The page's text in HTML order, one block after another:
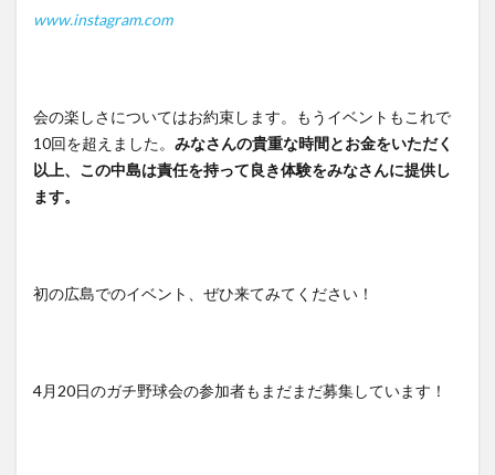
www.instagram.com
会の楽しさについてはお約束します。もうイベントもこれで
10回を超えました。 みなさんの貴重な時間とお金をいただく
以上、この中島は責任を持って良き体験をみなさんに提供し
ます。
初の広島でのイベント、ぜひ来てみてください！
4月20日のガチ野球会の参加者もまだまだ募集しています！